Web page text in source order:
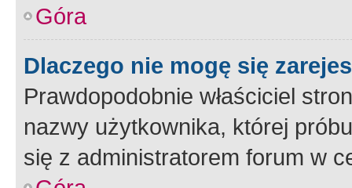
Góra
Dlaczego nie mogę się
Prawdopodobnie właściciel
nazwy użytkownika, której
się z administratorem forum w